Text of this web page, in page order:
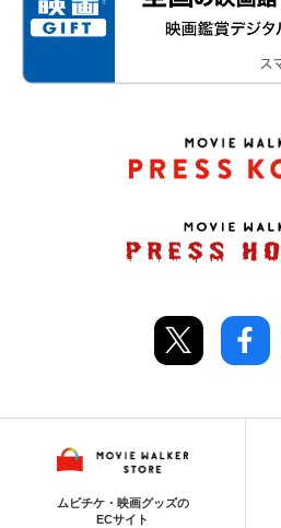
ムビチケ・映画グッズの
ECサイト